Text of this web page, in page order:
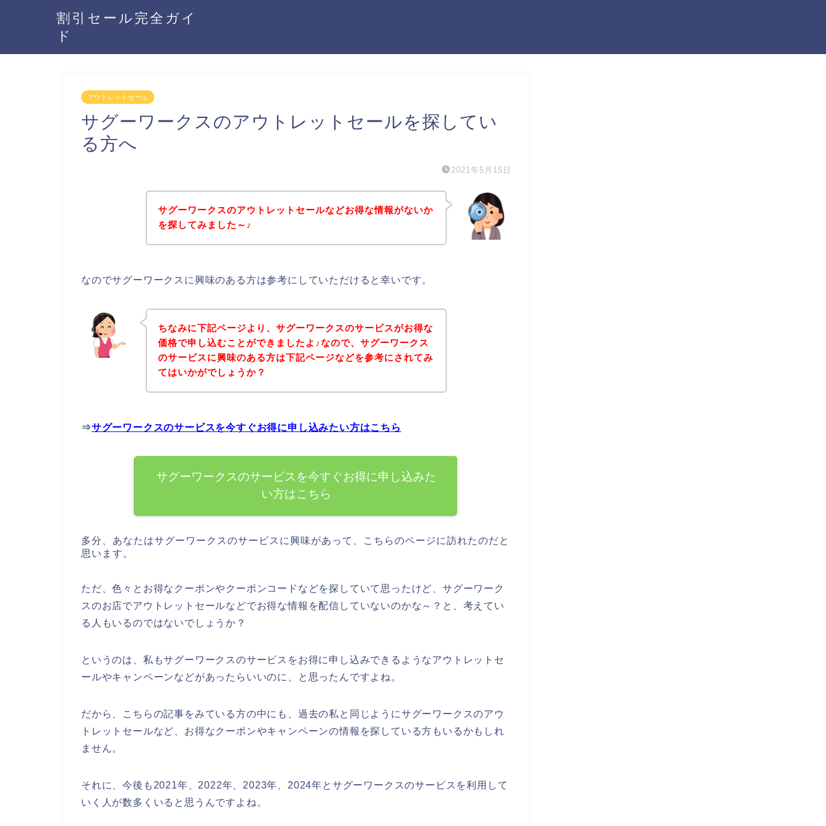
割引セール完全ガイ
ド
アウトレットセール
サグーワークスのアウトレットセールを探してい
る方へ
2021年5月15日
サグーワークスのアウトレットセールなどお得な情報がないか
を探してみました～♪
なのでサグーワークスに興味のある方は参考にしていただけると幸いです。
ちなみに下記ページより、サグーワークスのサービスがお得な
価格で申し込むことができましたよ♪なので、サグーワークス
のサービスに興味のある方は下記ページなどを参考にされてみ
てはいかがでしょうか？
⇒サグーワークスのサービスを今すぐお得に申し込みたい方はこちら
サグーワークスのサービスを今すぐお得に申し込みた
い方はこちら
多分、あなたはサグーワークスのサービスに興味があって、こちらのページに訪れたのだと
思います。
ただ、色々とお得なクーポンやクーポンコードなどを探していて思ったけど、サグーワーク
スのお店でアウトレットセールなどでお得な情報を配信していないのかな～？と、考えてい
る人もいるのではないでしょうか？
というのは、私もサグーワークスのサービスをお得に申し込みできるようなアウトレットセ
ールやキャンペーンなどがあったらいいのに、と思ったんですよね。
だから、こちらの記事をみている方の中にも、過去の私と同じようにサグーワークスのアウ
トレットセールなど、お得なクーポンやキャンペーンの情報を探している方もいるかもしれ
ません。
それに、今後も2021年、2022年、2023年、2024年とサグーワークスのサービスを利用して
いく人が数多くいると思うんですよね。